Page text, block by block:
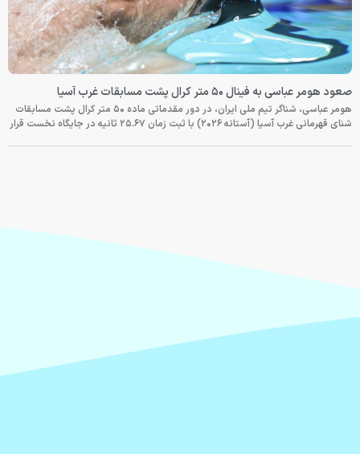
صعود هومر عباسی به فینال ۵۰ متر کرال پشت مسابقات غرب آسیا
هومر عباسی، شناگر تیم ملی ایران، در دور مقدماتی ماده ۵۰ متر کرال پشت مسابقات
شنای قهرمانی غرب آسیا (آستانه ۲۰۲۶) با ثبت زمان ۲۵.۶۷ ثانیه در جایگاه نخست قرار